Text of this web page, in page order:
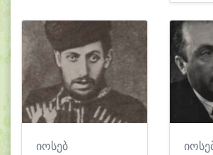
იოსებ